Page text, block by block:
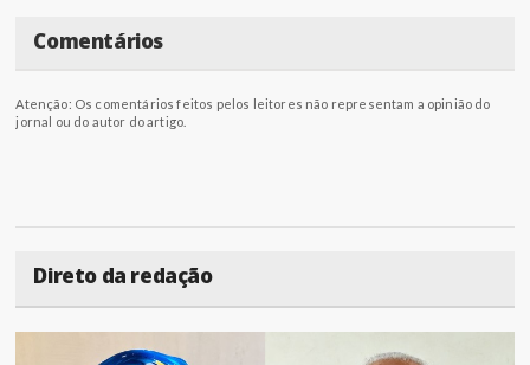
Comentários
Atenção: Os comentários feitos pelos leitores não representam a opinião do
jornal ou do autor do artigo.
Direto da redação